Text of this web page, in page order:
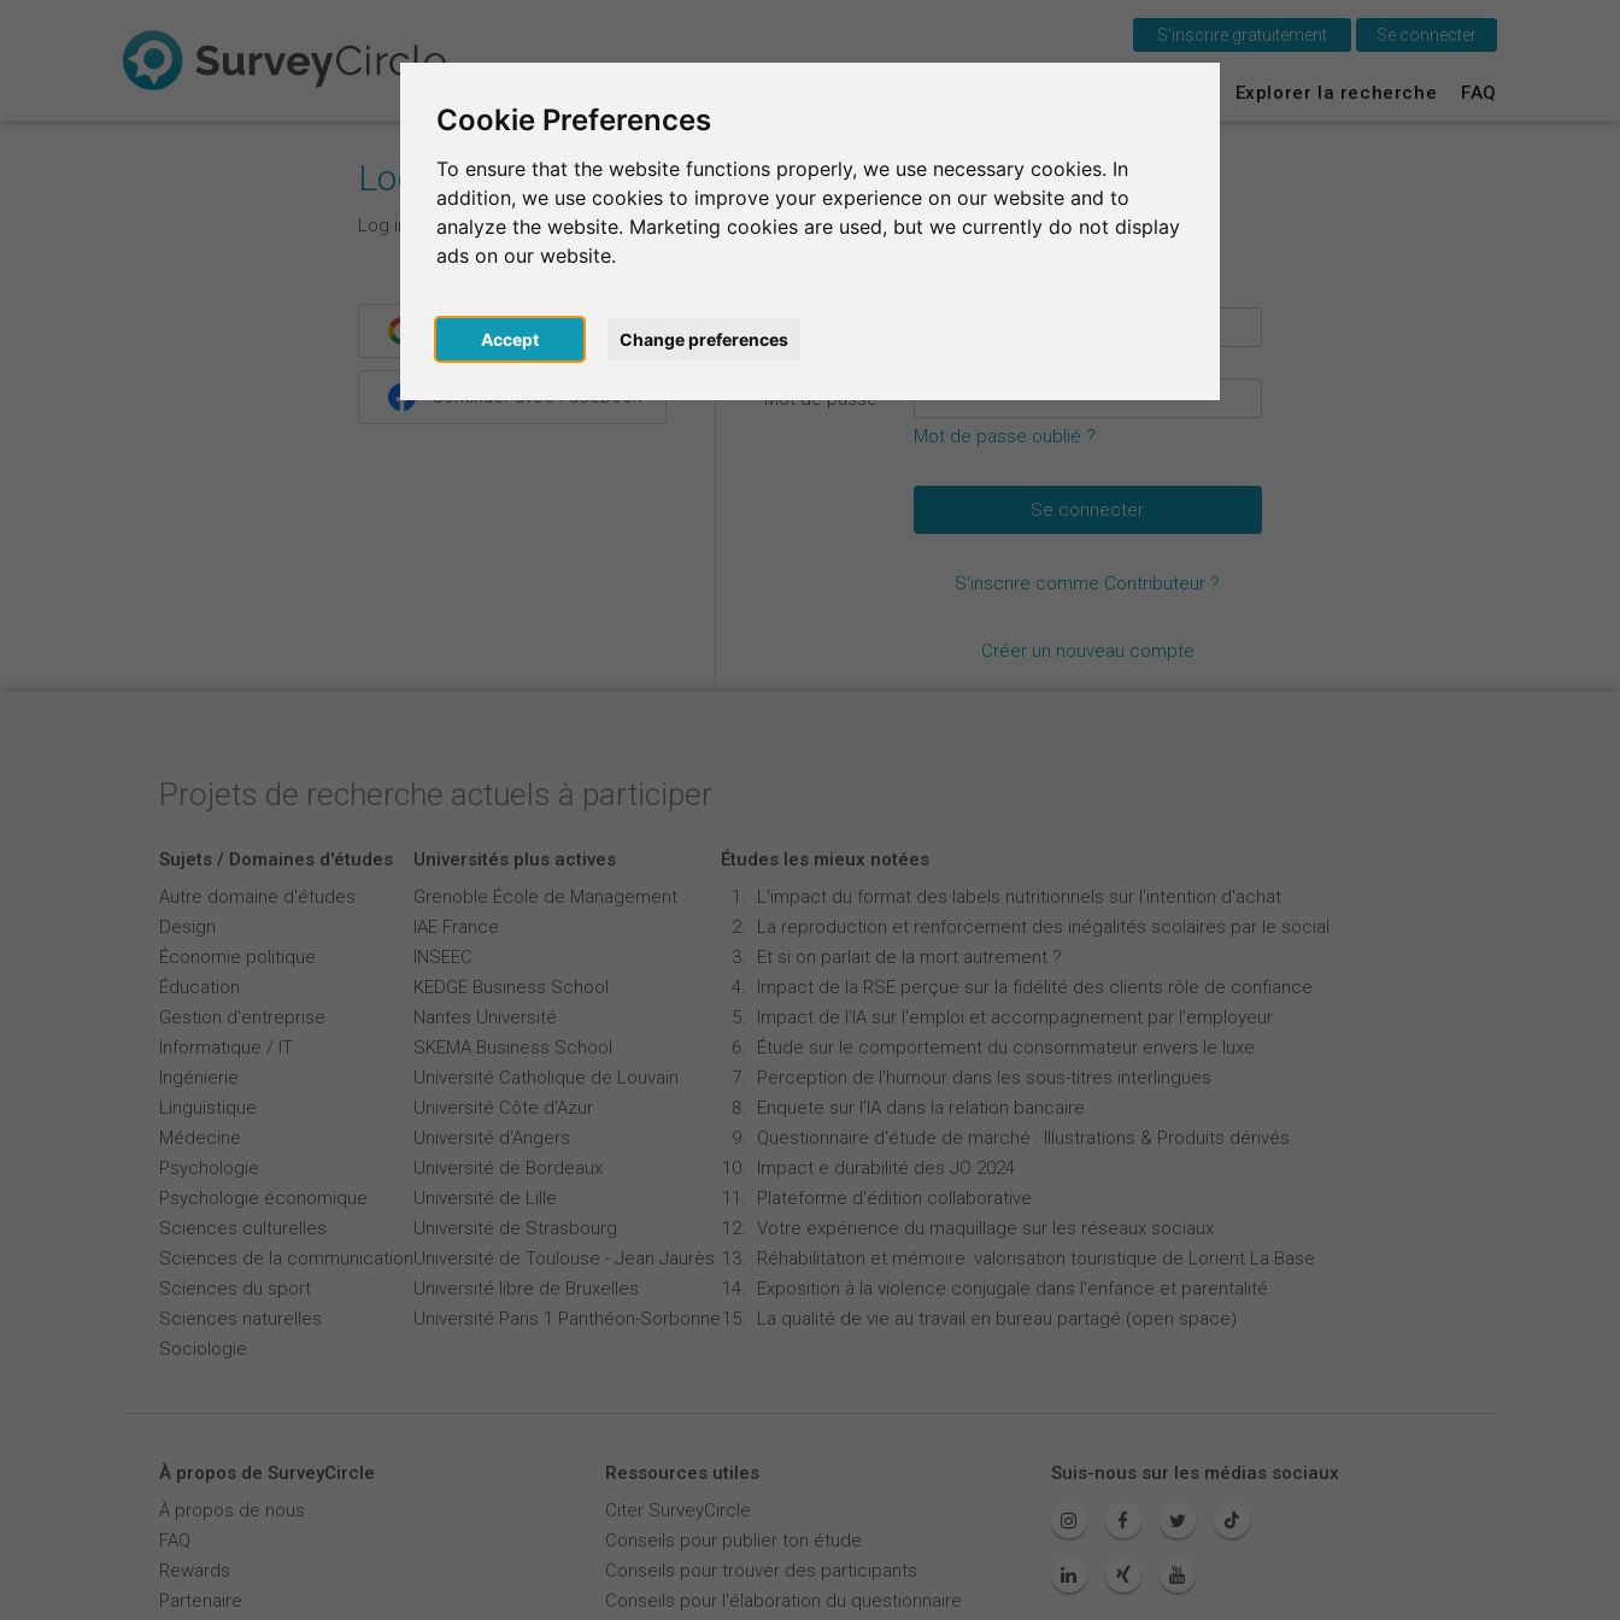
Cookie Preferences
To ensure that the website functions properly, we use necessary cookies. In
addition, we use cookies to improve your experience on our website and to
analyze the website. Marketing cookies are used, but we currently do not display
ads on our website.
Accept Change preferences
Explorer la recherche FAQ
S'inscrire gratuitement Se connecter
Log In
Log in with your login details.
Continuer avec Google
Continuer avec Facebook Mot de passe*
Mot de passe oublié ?
S'inscrire comme Contributeur ?
Créer un nouveau compte
Projets de recherche actuels à participer
Sujets / Domaines d'études
Autre domaine d'études
Design
Économie politique
Éducation
Gestion d'entreprise
Informatique / IT
Ingénierie
Linguistique
Médecine
Psychologie
Psychologie économique
Sciences culturelles
Sciences de la communication
Sciences du sport
Sciences naturelles
Sociologie
Universités plus actives
Grenoble École de Management
IAE France
INSEEC
KEDGE Business School
Nantes Université
SKEMA Business School
Université Catholique de Louvain
Université Côte d'Azur
Université d'Angers
Université de Bordeaux
Université de Lille
Université de Strasbourg
Université de Toulouse - Jean Jaurès
Université libre de Bruxelles
Université Paris 1 Panthéon-Sorbonne
Études les mieux notées
L'impact du format des labels nutritionnels sur l'intention d'achat
La reproduction et renforcement des inégalités scolaires par le social
Et si on parlait de la mort autrement ?
Impact de la RSE perçue sur la fidélité des clients rôle de confiance
Impact de l'IA sur l'emploi et accompagnement par l'employeur
Étude sur le comportement du consommateur envers le luxe
Perception de l'humour dans les sous-titres interlingues
Enquete sur l'IA dans la relation bancaire
Questionnaire d'étude de marché : Illustrations & Produits dérivés
Impact e durabilité des JO 2024
Plateforme d'édition collaborative
Votre expérience du maquillage sur les réseaux sociaux
Réhabilitation et mémoire: valorisation touristique de Lorient La Base
Exposition à la violence conjugale dans l'enfance et parentalité
La qualité de vie au travail en bureau partagé (open space)
À propos de SurveyCircle
À propos de nous
FAQ
Rewards
Partenaire
Ressources utiles
Citer SurveyCircle
Conseils pour publier ton étude
Conseils pour trouver des participants
Conseils pour l'élaboration du questionnaire
Suis-nous sur les médias sociaux